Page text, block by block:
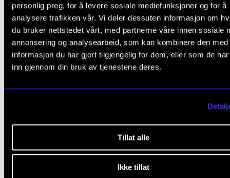
personlig preg, for å levere sosiale mediefunksjoner og for å
analysere trafikken vår. Vi deler dessuten informasjon om
du bruker nettstedet vårt, med partnerne våre innen sosiale
annonsering og analysearbeid, som kan kombinere den med
informasjon du har gjort tilgjengelig for dem, eller som de
inn gjennom din bruk av tjenestene deres.
Tillat alle
Ikke tillat
kompetanse anvendes aktivt, gjennom
diskusjoner, samarbeidslæring og presentasjoner.
Studentene vil få tilbud om veiledning på det
utviklingsarbeidet i gruppe eller individuelt.
Det er obligatorisk, aktiv deltakelse i emnet.
innebærer normalt at fravær på mer enn 20 %